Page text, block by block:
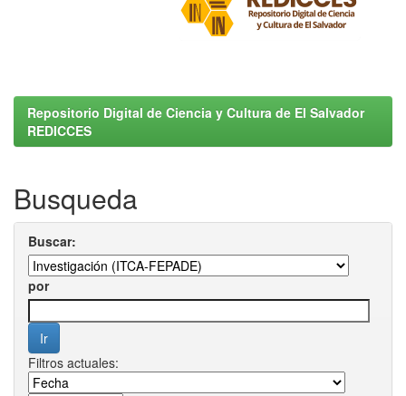
Repositorio Digital de Ciencia y Cultura de El Salvador
REDICCES
Busqueda
Buscar:
por
Filtros actuales: